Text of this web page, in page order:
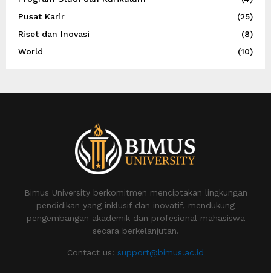
Pusat Karir
(25)
Riset dan Inovasi
(8)
World
(10)
Bimus University berkomitmen menciptakan lingkungan
pendidikan yang inklusif dan inovatif, mendukung
pengembangan akademik dan profesional mahasiswa
secara berkelanjutan.
Contact us: support@bimus.ac.id